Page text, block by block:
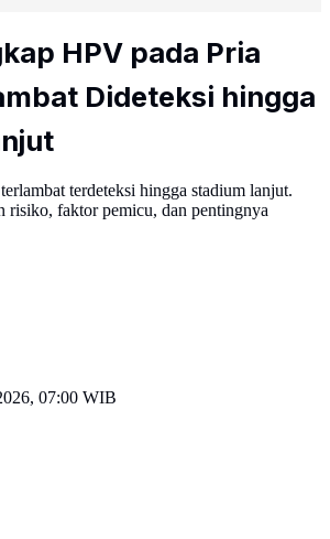
HPV pada Pria
Dideteksi hingga
terdeteksi hingga stadium lanjut.
risiko, faktor pemicu, dan pentingnya
07:00 WIB